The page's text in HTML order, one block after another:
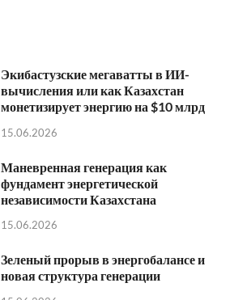
Экибастузские мегаватты в ИИ-
вычисления или как Казахстан
монетизирует энергию на $10 млрд
15.06.2026
Маневренная генерация как
фундамент энергетической
независимости Казахстана
15.06.2026
Зеленый прорыв в энергобалансе и
новая структура генерации